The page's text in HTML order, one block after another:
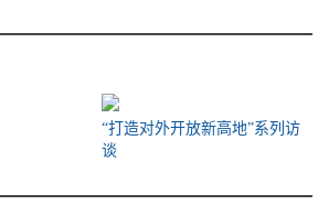
“打造对外开放新高地”系列访
谈